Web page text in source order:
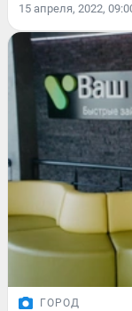
15 апреля, 2022,
ГОРОД